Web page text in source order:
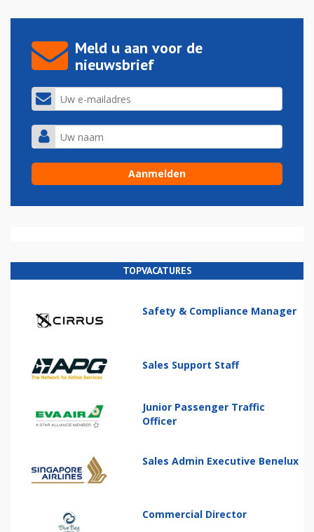
Meld u aan voor de
nieuwsbrief
TOPVACATURES
Safety & Compliance Manager
Sales Support Staff
Junior Passenger Traffic
Officer
Sales Admin Executive Benelux
Commercial Director